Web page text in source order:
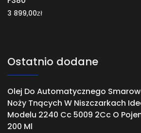
3 899,00zł
Ostatnio dodane
Olej Do Automatycznego
Noży Tnących W Niszczarkach
Modelu 2240 Cc 5009 2Cc O
200 Ml